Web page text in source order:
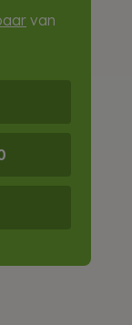
van